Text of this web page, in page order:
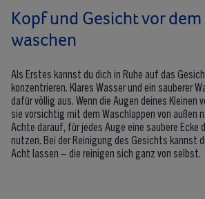
Kopf und Gesicht vor
waschen
Als Erstes kannst du dich in Ruhe auf das
konzentrieren. Klares Wasser und ein sauberer
dafür völlig aus. Wenn die Augen deines Kleinen
sie vorsichtig mit dem Waschlappen von außen
Achte darauf, für jedes Auge eine saubere Ecke
nutzen. Bei der Reinigung des Gesichts kannst
Acht lassen – die reinigen sich ganz von selbst.